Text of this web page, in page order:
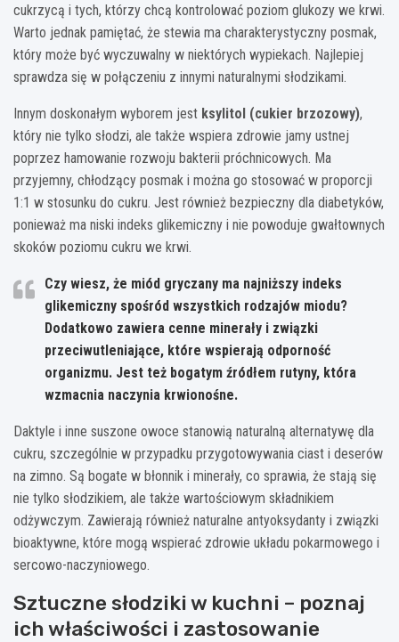
cukrzycą i tych, którzy chcą kontrolować poziom glukozy we krwi.
Warto jednak pamiętać, że stewia ma charakterystyczny posmak,
który może być wyczuwalny w niektórych wypiekach. Najlepiej
sprawdza się w połączeniu z innymi naturalnymi słodzikami.
Innym doskonałym wyborem jest ksylitol (cukier brzozowy),
który nie tylko słodzi, ale także wspiera zdrowie jamy ustnej
poprzez hamowanie rozwoju bakterii próchnicowych. Ma
przyjemny, chłodzący posmak i można go stosować w proporcji
1:1 w stosunku do cukru. Jest również bezpieczny dla diabetyków,
ponieważ ma niski indeks glikemiczny i nie powoduje gwałtownych
skoków poziomu cukru we krwi.
Czy wiesz, że miód gryczany ma najniższy indeks
glikemiczny spośród wszystkich rodzajów miodu?
Dodatkowo zawiera cenne minerały i związki
przeciwutleniające, które wspierają odporność
organizmu. Jest też bogatym źródłem rutyny, która
wzmacnia naczynia krwionośne.
Daktyle i inne suszone owoce stanowią naturalną alternatywę dla
cukru, szczególnie w przypadku przygotowywania ciast i deserów
na zimno. Są bogate w błonnik i minerały, co sprawia, że stają się
nie tylko słodzikiem, ale także wartościowym składnikiem
odżywczym. Zawierają również naturalne antyoksydanty i związki
bioaktywne, które mogą wspierać zdrowie układu pokarmowego i
sercowo-naczyniowego.
Sztuczne słodziki w kuchni – poznaj
ich właściwości i zastosowanie